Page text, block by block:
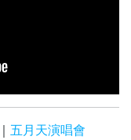
｜ 五月天演唱會